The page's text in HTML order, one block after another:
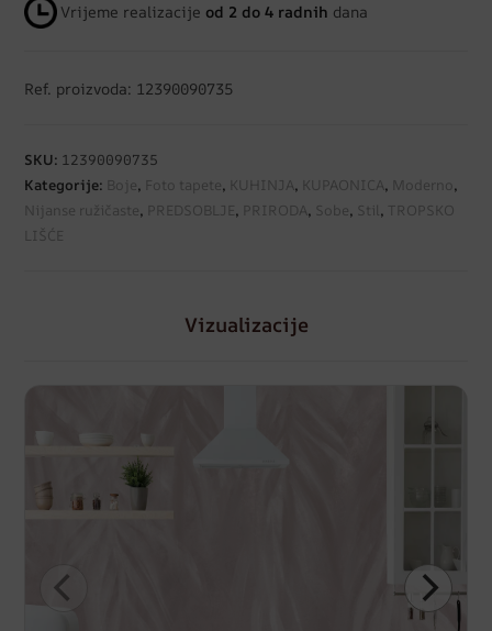
Vrijeme realizacije od 2 do 4 radnih dana
Ref. proizvoda: 12390090735
SKU: 12390090735
Kategorije: Boje, Foto tapete, KUHINJA, KUPAONICA, Moderno ,
Nijanse ružičaste, PREDSOBLJE, PRIRODA, Sobe, Stil, TROPSKO
LIŠĆE
Vizualizacije